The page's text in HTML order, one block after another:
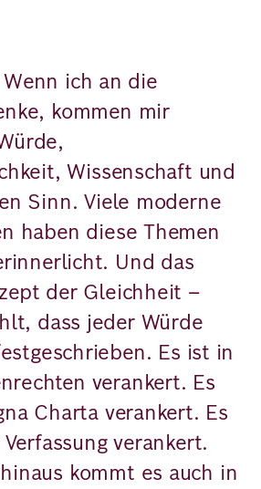
Wenn ich an die
kommen mir
Wissenschaft und
Sinn. Viele moderne
haben diese Themen
Und das
der Gleichheit –
dass jeder Würde
Es ist in
verankert. Es
Charta verankert. Es
verankert.
kommt es auch in